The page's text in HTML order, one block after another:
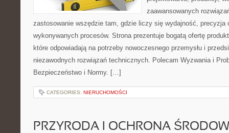
zaawansowanych
zastosowanie wszędzie tam, gdzie liczy się wydajność, precyzja
wykonywanych procesów. Strona prezentuje bogatą ofertę
które odpowiadają na potrzeby nowoczesnego przemysłu i
niezawodnych rozwiązań technicznych. Polecam Wyzwania i
Bezpieczeństwo i Normy. […]
CATEGORIES: NIERUCHOMOŚCI
PRZYRODA I OCHRONA